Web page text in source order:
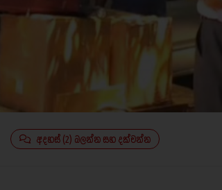
අදහස් (2) බලන්න සහ දක්වන්න